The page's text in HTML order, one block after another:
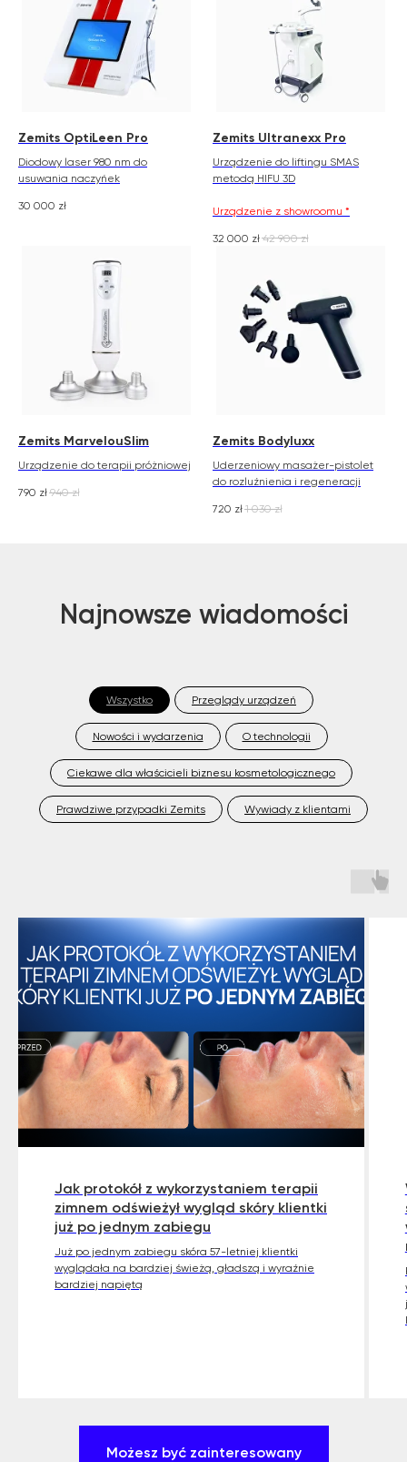
Zemits OptiLeen Pro
Diodowy laser 980 nm do
usuwania naczyńek
30 000 zł
Zemits Ultranexx Pro
Urządzenie do liftingu SMAS
metodą HIFU 3D
Urządzenie z showroomu *
32 000 zł 42 900 zł
Zemits MarvelouSlim
Urządzenie do terapii próżniowej
790 zł 940 zł
Zemits Bodyluxx
Uderzeniowy masażer-pistolet
do rozluźnienia i regeneracji
720 zł 1 030 zł
Najnowsze wiadomości
Wszystko Przeglądy urządzeń
Nowości i wydarzenia O technologii
Ciekawe dla właścicieli biznesu kosmetologicznego
Prawdziwe przypadki Zemits Wywiady z klientami
Jak protokół z wykorzystaniem terapii
zimnem odświeżył wygląd skóry klientki
już po jednym zabiegu
Już po jednym zabiegu skóra 57-letniej klientki
wyglądała na bardziej świeżą, gładszą i wyraźnie
bardziej napiętą
Możesz być zainteresowany